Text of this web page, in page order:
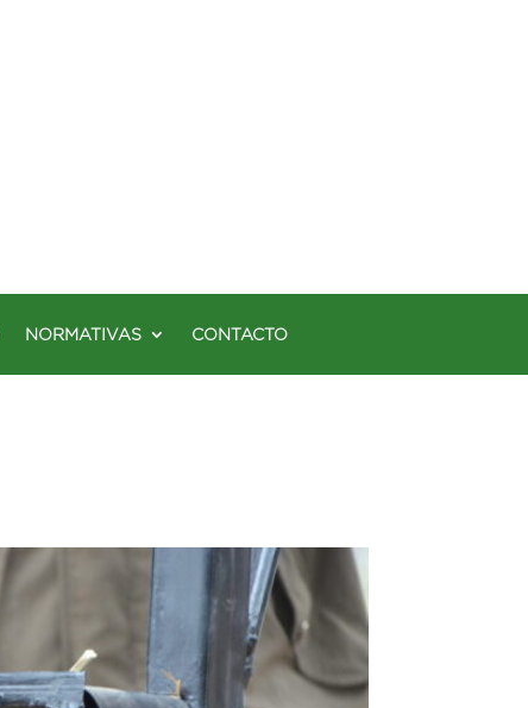
NORMATIVAS CONTACTO